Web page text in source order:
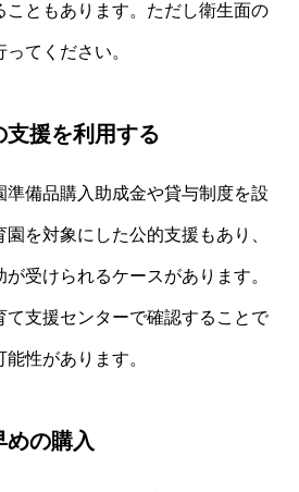
こともあります。ただし衛生面の
てください。
援を利用する
準備品購入助成金や貸与制度を設
を対象にした公的支援もあり、
受けられるケースがあります。
て支援センターで確認することで
性があります。
の購入